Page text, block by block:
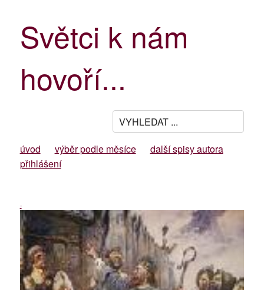
Světci k nám
hovoří...
úvod výběr podle měsíce
další spisy autora
přihlášení
-